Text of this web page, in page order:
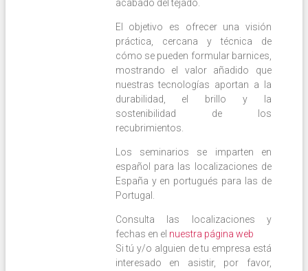
acabado del tejado.
El objetivo es ofrecer una visión
práctica, cercana y técnica de
cómo se pueden formular barnices,
mostrando el valor añadido que
nuestras tecnologías aportan a la
durabilidad, el brillo y la
sostenibilidad de los
recubrimientos.
Los seminarios se imparten en
español para las localizaciones de
España y en portugués para las de
Portugal.
Consulta las localizaciones y
fechas en el nuestra página web
Si tú y/o alguien de tu empresa está
interesado en asistir, por favor,